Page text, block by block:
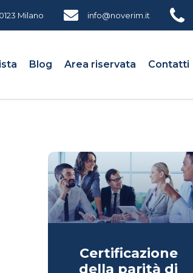
Milano info@noverim.it
Blog Area riservata Contatti
Certificazione
della parità di